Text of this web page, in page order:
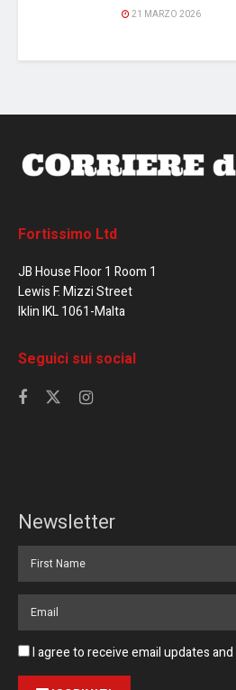
21 MARZO 2026
Fortissimo Ltd
JB House Floor 1 Room 1
Lewis F. Mizzi Street
Iklin IKL 1061-Malta
Seguici sui social
Newsletter
I agree to receive email updates